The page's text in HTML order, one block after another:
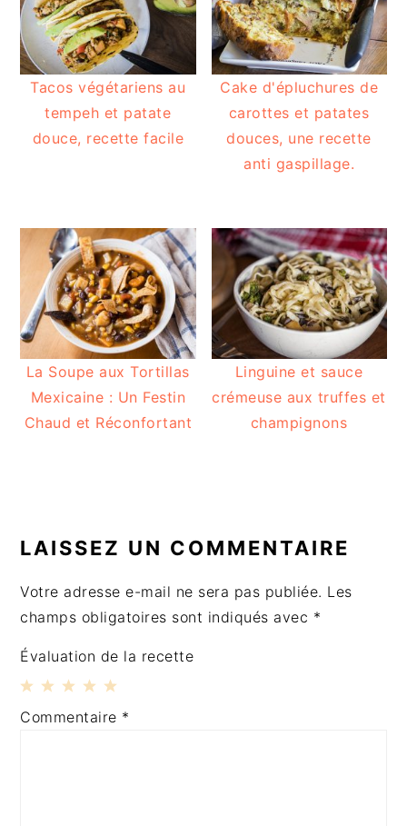
Tacos végétariens au
tempeh et patate
douce, recette facile
Cake d'épluchures de
carottes et patates
douces, une recette
anti gaspillage.
La Soupe aux Tortillas
Mexicaine : Un Festin
Chaud et Réconfortant
Linguine et sauce
crémeuse aux truffes et
champignons
DU
LECTEUR
LAISSEZ UN COMMENTAIRE
Votre adresse e-mail ne sera pas publiée. Les
champs obligatoires sont indiqués avec *
Évaluation de la recette
5
4
3
2
1
Commentaire *